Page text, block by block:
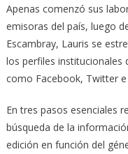
Apenas comenzó sus
emisoras del país, luego
Escambray, Lauris se
los perfiles institucionales
como Facebook, Twitter
En tres pasos esenciales
búsqueda de la
edición en función del